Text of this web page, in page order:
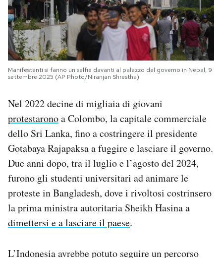
Manifestanti si fanno un selfie davanti al palazzo del governo in Nepal, 9
settembre 2025 (AP Photo/Niranjan Shrestha)
Nel 2022 decine di migliaia di giovani
protestaronoa Colombo, la capitale commerciale
dello Sri Lanka, fino a costringere il presidente
Gotabaya Rajapaksa a fuggire e lasciare il governo.
Due anni dopo, tra il luglio e l’agosto del 2024,
furono gli studenti universitari ad animare le
proteste in Bangladesh, dove i rivoltosi costrinsero
la prima ministra autoritaria Sheikh Hasina a
dimettersi e a lasciare il paese.
L’Indonesia avrebbe potuto seguire un percorso